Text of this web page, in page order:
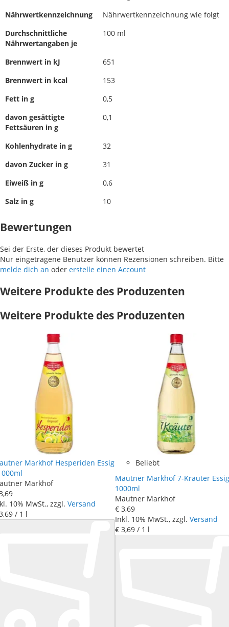
Nährwertkennzeichnung
Nährwertkennzeichnung wie folgt
Durchschnittliche
Nährwertangaben je
100 ml
Brennwert in kJ
651
Brennwert in kcal
153
Fett in g
0,5
davon gesättigte
Fettsäuren in g
0,1
Kohlenhydrate in g
32
davon Zucker in g
31
Eiweiß in g
0,6
Salz in g
10
Bewertungen
Sei der Erste, der dieses Produkt bewertet
Nur eingetragene Benutzer können Rezensionen schreiben. Bitte
melde dich an oder erstelle einen Account
Weitere Produkte des Produzenten
Weitere Produkte des Produzenten
Markhof Hesperiden Essig
Markhof
,69
10% MwSt., zzgl. Versand
,69 / 1 l
Beliebt
Mautner Markhof 7-Kräuter
1000ml
Mautner Markhof
€ 3,69
Inkl. 10% MwSt., zzgl. Versand
€ 3,69 / 1 l